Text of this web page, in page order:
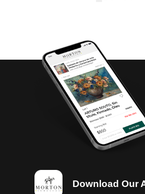
Download Our